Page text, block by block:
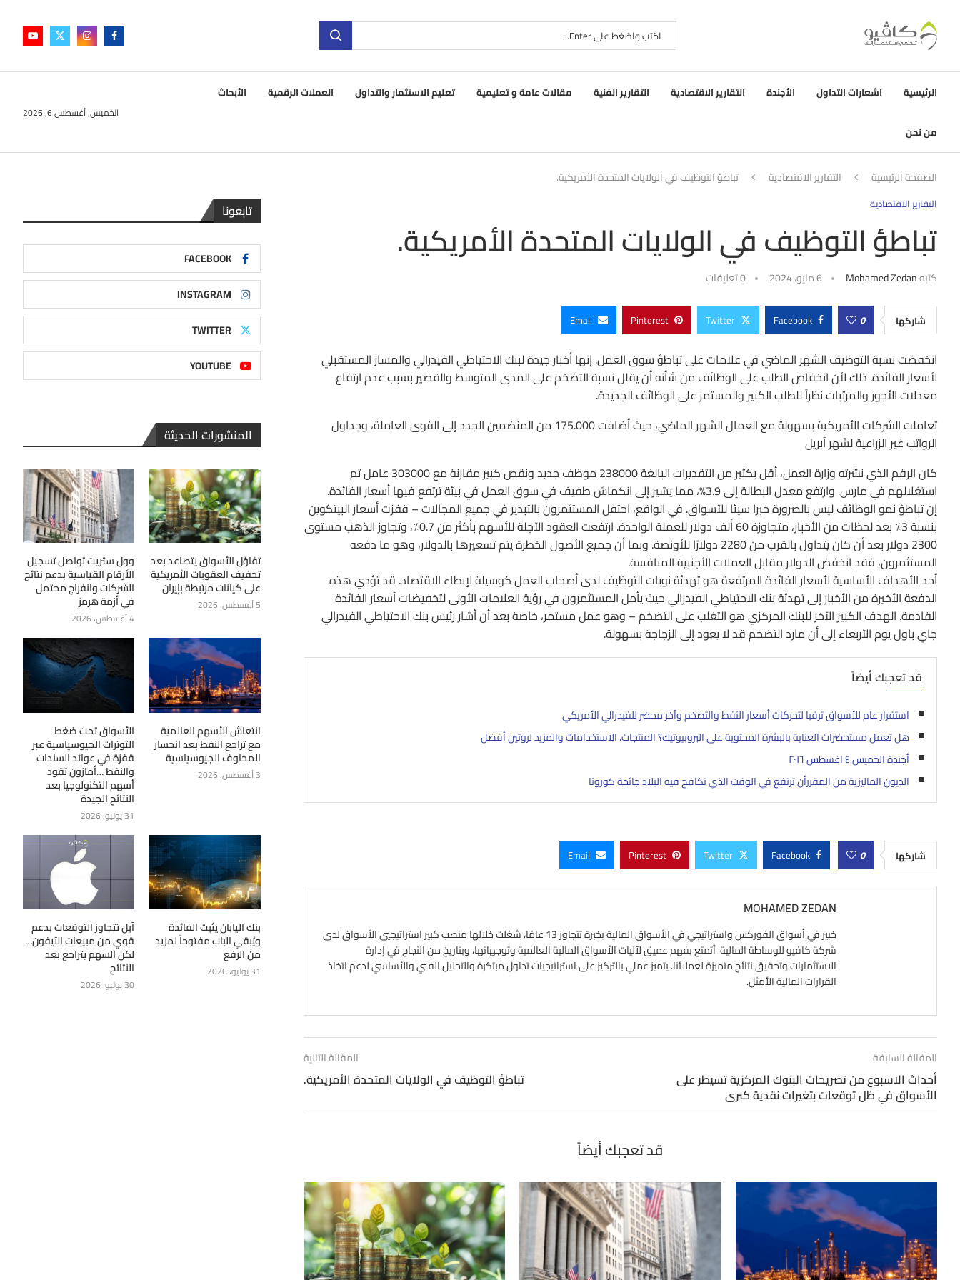
الرئيسية اشعارات التداول الأجندة التقارير الاقتصادية التقارير الفنية مقالات عامة و تعليمية تعليم الاستثمار والتداول العملات الرقمية الأبحاث
من نحن
الخميس, أغسطس 6, 2026
الصفحة الرئيسية التقارير الاقتصادية تباطؤ التوظيف في الولايات المتحدة الأمريكية.
التقارير الاقتصادية
تباطؤ التوظيف في الولايات المتحدة الأمريكية.
كتبهMohamed Zedan 6 مايو، 2024 0 تعليقات
شاركها 0
Facebook
Twitter
Pinterest
Email
انخفضت نسبة التوظيف الشهر الماضي في علامات على تباطؤ سوق العمل. إنها أخبار جيدة لبنك الاحتياطي الفيدرالي والمسار المستقبلي
لأسعار الفائدة. ذلك لأن انخفاض الطلب على الوظائف من شأنه أن يقلل نسبة التضخم على المدى المتوسط والقصير بسبب عدم ارتفاع
معدلات الأجور والمرتبات نظراً للطلب الكبير والمستمر على الوظائف الجديدة.
تعاملت الشركات الأمريكية بسهولة مع العمال الشهر الماضي، حيث أضافت 175.000 من المنضمين الجدد إلى القوى العاملة، وجداول
الرواتب غير الزراعية لشهر أبريل
كان الرقم الذي نشرته وزارة العمل، أقل بكثير من التقديرات البالغة 238000 موظف جديد ونقص كبير مقارنة مع 303000 عامل تم
استغلالهم في مارس. وارتفع معدل البطالة إلى 3.9%، مما يشير إلى انكماش طفيف في سوق العمل في بيئة ترتفع فيها أسعار الفائدة.
إن تباطؤ نمو الوظائف ليس بالضرورة خبرا سيئا للأسواق. في الواقع، احتفل المستثمرون بالتبذير في جميع المجالات – قفزت أسعار البيتكوين
بنسبة 3٪ بعد لحظات من الأخبار، متجاوزة 60 ألف دولار للعملة الواحدة. ارتفعت العقود الآجلة للأسهم بأكثر من 0.7٪، وتجاوز الذهب مستوى
2300 دولار بعد أن كان يتداول بالقرب من 2280 دولارًا للأونصة. وبما أن جميع الأصول الخطرة يتم تسعيرها بالدولار، وهو ما دفعه
المستثمرون، فقد انخفض الدولار مقابل العملات الأجنبية المنافسة.
أحد الأهداف الأساسية لأسعار الفائدة المرتفعة هو تهدئة نوبات التوظيف لدى أصحاب العمل كوسيلة لإبطاء الاقتصاد. قد تؤدي هذه
الدفعة الأخيرة من الأخبار إلى تهدئة بنك الاحتياطي الفيدرالي حيث يأمل المستثمرون في رؤية العلامات الأولى لتخفيضات أسعار الفائدة
القادمة. الهدف الكبير الآخر للبنك المركزي هو التغلب على التضخم – وهو عمل مستمر، خاصة بعد أن أشار رئيس بنك الاحتياطي الفيدرالي
جاي باول يوم الأربعاء إلى أن مارد التضخم قد لا يعود إلى الزجاجة بسهولة.
قد تعجبك أيضاً
استقرار عام للأسواق ترقبا لتحركات أسعار النفط والتضخم وآخر محضر للفيدرالي الأمريكي
هل تعمل مستحضرات العناية بالبشرة المحتوية على البروبيوتيك؟ المنتجات، الاستخدامات والمزيد لروتين أفضل
أجندة الخميس ٤ اغسطس ٢٠١٦
الديون الماليزية من المقررأن ترتفع في الوقت الذي تكافح فيه البلاد جائحة كورونا
شاركها 0
Facebook
Twitter
Pinterest
Email
MOHAMED ZEDAN
خبير في أسواق الفوركس واستراتيجي في الأسواق المالية بخبرة تتجاوز 13 عامًا، شغلت خلالها منصب كبير استراتيجيي الأسواق لدى
شركة كافيو للوساطة المالية. أتمتع بفهم عميق لآليات الأسواق المالية العالمية وتوجهاتها، وبتاريخ من النجاح في إدارة
الاستثمارات وتحقيق نتائج متميزة لعملائنا. يتميز عملي بالتركيز على استراتيجيات تداول مبتكرة والتحليل الفني والأساسي لدعم اتخاذ
القرارات المالية الأمثل.
المقالة السابقة
أحداث الاسبوع من تصريحات البنوك المركزية تسيطر على
الأسواق في ظل توقعات بتغيرات نقدية كبرى
المقالة التالية
تباطؤ التوظيف في الولايات المتحدة الأمريكية.
قد تعجبك أيضاً
تابعونا
FACEBOOK
INSTAGRAM
TWITTER
YOUTUBE
المنشورات الحديثة
تفاؤل الأسواق يتصاعد بعد
تخفيف العقوبات الأمريكية
على كيانات مرتبطة بإيران
5 أغسطس، 2026
وول ستريت تواصل تسجيل
الأرقام القياسية بدعم نتائج
الشركات وانفراج محتمل
في أزمة هرمز
4 أغسطس، 2026
انتعاش الأسهم العالمية
مع تراجع النفط بعد انحسار
المخاوف الجيوسياسية
3 أغسطس، 2026
الأسواق تحت ضغط
التوترات الجيوسياسية عبر
قفزة في عوائد السندات
والنفط …أمازون تقود
أسهم التكنولوجيا بعد
النتائج الجيدة
31 يوليو، 2026
بنك اليابان يثبت الفائدة
ويُبقي الباب مفتوحاً لمزيد
من الرفع
31 يوليو، 2026
آبل تتجاوز التوقعات بدعم
قوي من مبيعات الآيفون…
لكن السهم يتراجع بعد
النتائج
30 يوليو، 2026